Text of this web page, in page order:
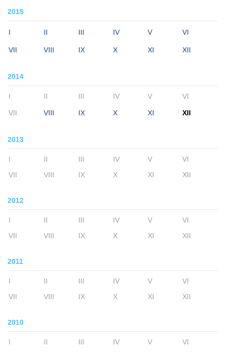
2015
I II III IV V VI
VII VIII IX X XI XII
2014
I II III IV V VI
VII VIII IX X XI XII
2013
I II III IV V
VI
VII
VIII IX X XI XII
2012
I II III IV V
VI
VII
VIII IX X XI XII
2011
I II III IV V
VI
VII
VIII IX X XI XII
2010
I II III IV V
VI